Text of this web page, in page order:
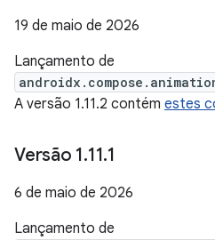
19 de maio de 2026
Lançamento de
A versão 1.11.2 contém estes
Versão 1.11.1
6 de maio de 2026
Lançamento de